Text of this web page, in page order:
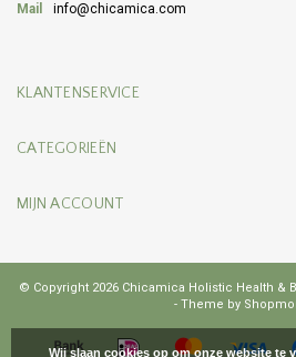
Mail
info@chicamica.com
KLANTENSERVICE
CATEGORIEËN
MIJN ACCOUNT
© Copyright 2026 Chicamica Holistic Health &
- Theme by
Wij slaan cookies op om onze website te